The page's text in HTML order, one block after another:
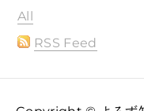
All
RSS Feed